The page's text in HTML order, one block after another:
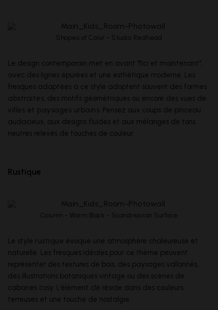
Shapes of Color - Studio Redhead
Le design contemporain met en avant "l'ici et maintenant",
avec des lignes épurées et une esthétique moderne. Les
fresques adaptées à ce style adoptent souvent des formes
abstraites, des motifs géométriques ou encore des vues de
villes et paysages urbains . Pensez aux coups de pinceau
audacieux, aux designs fluides et aux mélanges de tons
neutres relevés de touches de couleur.
Rustique
Column - Warm Black - Scandinavian Surface
Le style rustique évoque une atmosphère chaleureuse et
naturelle. Les fresques idéales pour ce thème peuvent
représenter des textures de bois, des paysages vallonnés,
des illustrations botaniques vintage ou des scènes de
cabanes cosy. L’élément clé réside dans des couleurs
terreuses et une touche de nostalgie.